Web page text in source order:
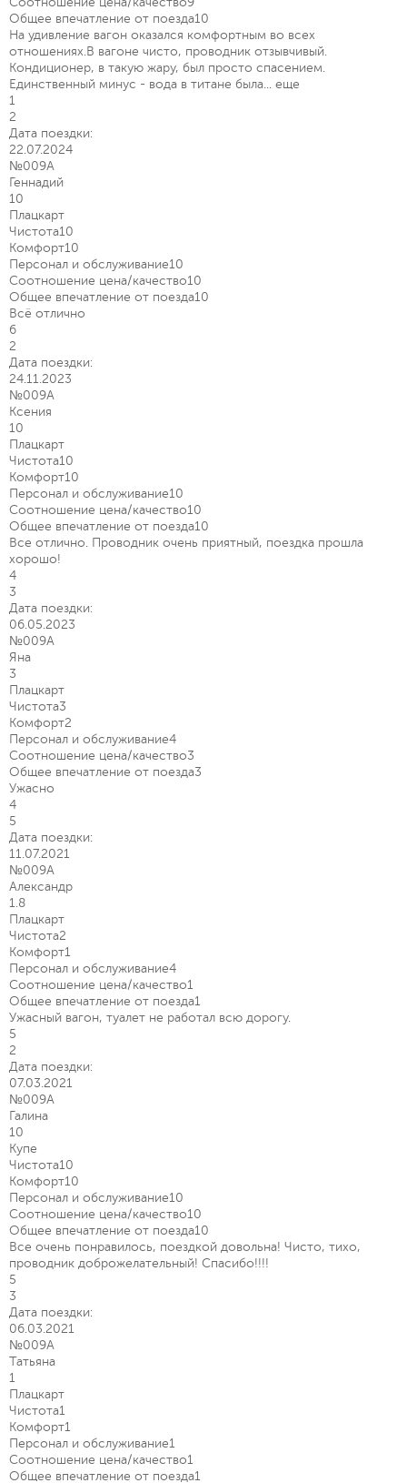
Общее впечатление от поезда10
На удивление вагон оказался комфортным во всех
отношениях.В вагоне чисто, проводник отзывчивый.
Кондиционер, в такую жару, был просто спасением.
Единственный минус - вода в титане была... еще
1
2
Дата поездки:
22.07.2024
№009А
Геннадий
10
Плацкарт
Чистота10
Комфорт10
Персонал и обслуживание10
Соотношение цена/качество10
Общее впечатление от поезда10
Всё отлично
6
2
Дата поездки:
24.11.2023
№009А
Ксения
10
Плацкарт
Чистота10
Комфорт10
Персонал и обслуживание10
Соотношение цена/качество10
Общее впечатление от поезда10
Все отлично. Проводник очень приятный, поездка прошла
хорошо!
4
3
Дата поездки:
06.05.2023
№009А
Яна
3
Плацкарт
Чистота3
Комфорт2
Персонал и обслуживание4
Соотношение цена/качество3
Общее впечатление от поезда3
Ужасно
4
5
Дата поездки:
11.07.2021
№009А
Александр
1.8
Плацкарт
Чистота2
Комфорт1
Персонал и обслуживание4
Соотношение цена/качество1
Общее впечатление от поезда1
Ужасный вагон, туалет не работал всю дорогу.
5
2
Дата поездки:
07.03.2021
№009А
Галина
10
Купе
Чистота10
Комфорт10
Персонал и обслуживание10
Соотношение цена/качество10
Общее впечатление от поезда10
Все очень понравилось, поездкой довольна! Чисто, тихо,
проводник доброжелательный! Спасибо!!!!
5
3
Дата поездки:
06.03.2021
№009А
Татьяна
1
Плацкарт
Чистота1
Комфорт1
Персонал и обслуживание1
Соотношение цена/качество1
Общее впечатление от поезда1